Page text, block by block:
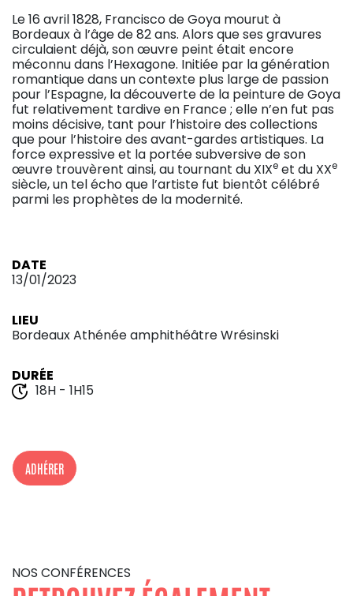
Le 16 avril 1828, Francisco de Goya mourut à
Bordeaux à l’âge de 82 ans. Alors que ses gravures
circulaient déjà, son œuvre peint était encore
méconnu dans l’Hexagone. Initiée par la génération
romantique dans un contexte plus large de passion
pour l’Espagne, la découverte de la peinture de Goya
fut relativement tardive en France ; elle n’en fut pas
moins décisive, tant pour l’histoire des collections
que pour l’histoire des avant-gardes artistiques. La
force expressive et la portée subversive de son
œuvre trouvèrent ainsi, au tournant du XIXe et du XXe
siècle, un tel écho que l’artiste fut bientôt célébré
parmi les prophètes de la modernité.
DATE
13/01/2023
LIEU
Bordeaux Athénée amphithéâtre Wrésinski
DURÉE
18H - 1H15
ADHÉRER
NOS CONFÉRENCES